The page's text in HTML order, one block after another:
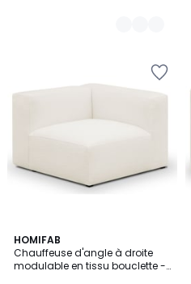
HOMIFAB
Chauffeuse d'angle à droite
modulable en tissu bouclette -